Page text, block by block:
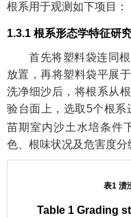
根系用于观测如下项目：
1.3.1 根系形态学特征研
首先将塑料袋连同
放置，再将塑料袋平展
洗净细沙后，将根系从
验台面上，选取5个根系
苗期室内沙土水培条件
色、根味状况及危害度分
表1 渍
Table 1 Grading